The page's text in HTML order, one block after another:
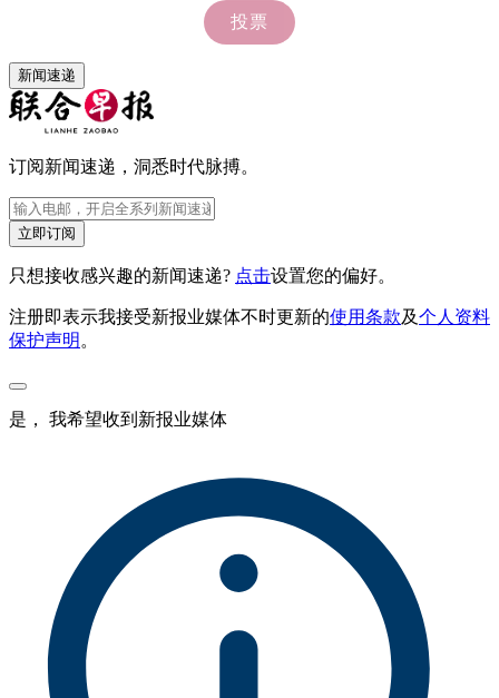
新闻速递
订阅新闻速递，洞悉时代脉搏。
立即订阅
只想接收感兴趣的新闻速递? 点击设置您的偏好。
注册即表示我接受新报业媒体不时更新的使用条款及个人资料
保护声明 。
是， 我希望收到新报业媒体